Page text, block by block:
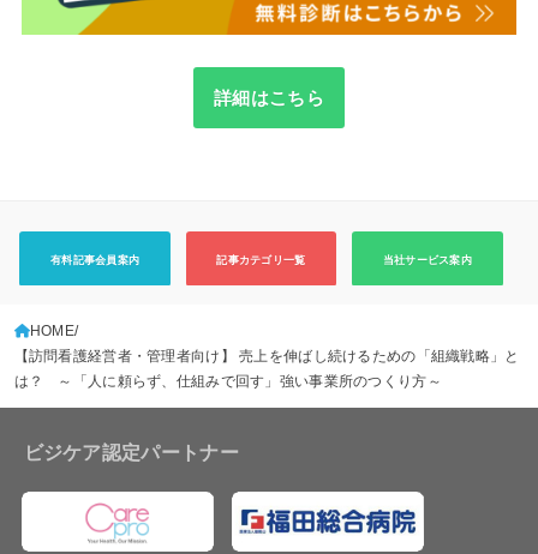
詳細はこちら
有料記事会員案内 記事カテゴリ一覧 当社サービス案内
HOME
【訪問看護経営者・管理者向け】 売上を伸ばし続けるための「組織戦略」と
は？ ～「人に頼らず、仕組みで回す」強い事業所のつくり方～
ビジケア認定パートナー